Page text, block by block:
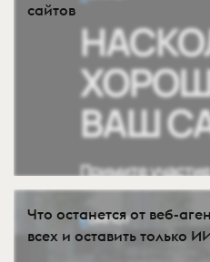
сайтов
Что останется от веб-
всех и оставить только